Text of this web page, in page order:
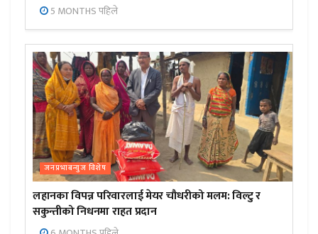
5 MONTHS पहिले
जनप्रभाबन्युज विशेष
लहानका विपन्न परिवारलाई मेयर चौधरीको मलम: विल्टु र
सकुन्तीको निधनमा राहत प्रदान